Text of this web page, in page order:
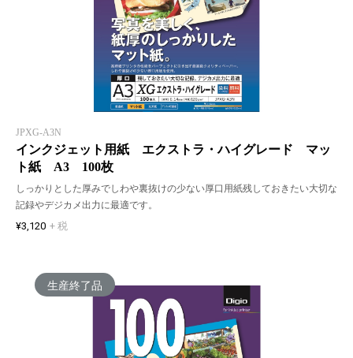
JPXG-A3N
インクジェット用紙 エクストラ・ハイグレード マッ
ト紙 A3 100枚
しっかりとした厚みでしわや裏抜けの少ない厚口用紙残しておきたい大切な
記録やデジカメ出力に最適です。
¥3,120 + 税
生産終了品